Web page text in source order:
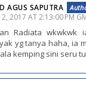
AGUS SAPUTRA
2, 2017 AT 2:13:00 PM
Radiata wkwkwk
yg tanya haha, ia
kemping sini seru